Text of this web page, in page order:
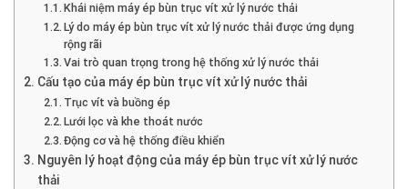
Khái niệm máy ép bùn trục vít xử lý nước thải
Lý do máy ép bùn trục vít xử lý nước thải được ứng dụng
rộng rãi
Vai trò quan trọng trong hệ thống xử lý nước thải
Cấu tạo của máy ép bùn trục vít xử lý nước thải
Trục vít và buồng ép
Lưới lọc và khe thoát nước
Động cơ và hệ thống điều khiển
Nguyên lý hoạt động của máy ép bùn trục vít xử lý nước
thải